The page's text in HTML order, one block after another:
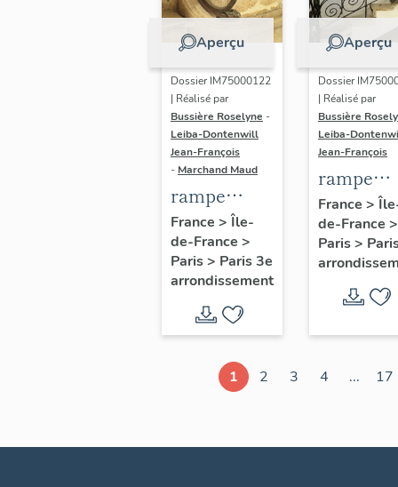
Aperçu
Dossier IM75000122
| Réalisé par
Bussière Roselyne -
Leiba-Dontenwill
Jean-François
- Marchand Maud
rampe
d'appui,
escalier de
la maison à
cochère
(non étudié)
France > Île-
de-France >
Paris> Paris 3e
arrondissement
Aperçu
Dossier
| Réalisé par
Bussière
Leiba-
Jean-François
rampe
d'appui,
escalier
la
cochère
(non
France >
de-France >
Paris>
1 2 3 4 ... 17